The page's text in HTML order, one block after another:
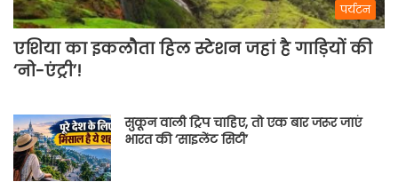
पर्यटन
एशिया का इकलौता हिल स्टेशन जहां है गाड़ियों की
‘नो-एंट्री’!
सुकून वाली ट्रिप चाहिए, तो एक बार जरूर जाएं
भारत की ‘साइलेंट सिटी’